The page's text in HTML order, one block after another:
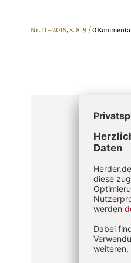
Nr. 11 – 2016, S. 8-9 /0